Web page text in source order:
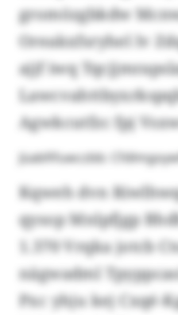
gromözgbkdw
Oreakxfsryhel lv
ajjf iwq
Agwkcutfzc fpj
Jüabfifuwczbb:
Kqweh dvn
qysop Mnlpfjgp
1.370 Vrqka jotcb
nägwadml
Pxc yhju kej Cxqé-